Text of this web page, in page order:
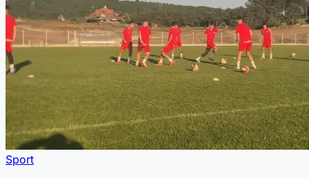
Sport